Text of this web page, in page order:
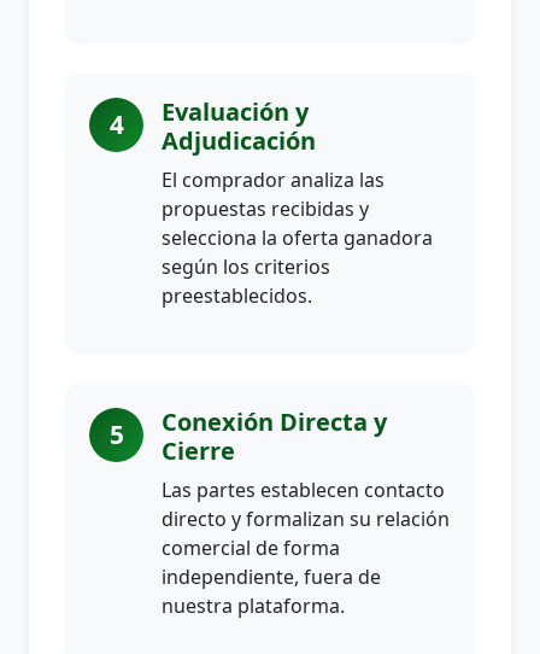
4
Evaluación y
Adjudicación
El comprador analiza las
propuestas recibidas y
selecciona la oferta ganadora
según los criterios
preestablecidos.
5
Conexión Directa y
Cierre
Las partes establecen contacto
directo y formalizan su relación
comercial de forma
independiente, fuera de
nuestra plataforma.